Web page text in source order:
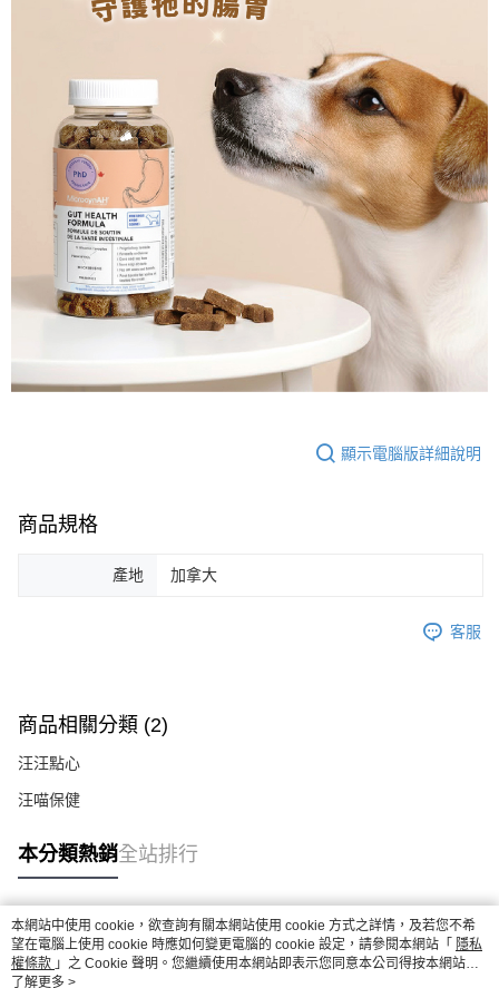
顯示電腦版詳細說明
商品規格
產地 加拿大
客服
商品相關分類 (2)
汪汪點心
汪喵保健
本分類熱銷全站排行
熱門標籤
本網站中使用 cookie，欲查詢有關本網站使用 cookie 方式之詳情，及若您不希
望在電腦上使用 cookie 時應如何變更電腦的 cookie 設定，請參閱本網站「 隱私
權條款 」之 Cookie 聲明。您繼續使用本網站即表示您同意本公司得按本網站使
用條款之 Cookie 聲明使用 cookie。
了解更多 >